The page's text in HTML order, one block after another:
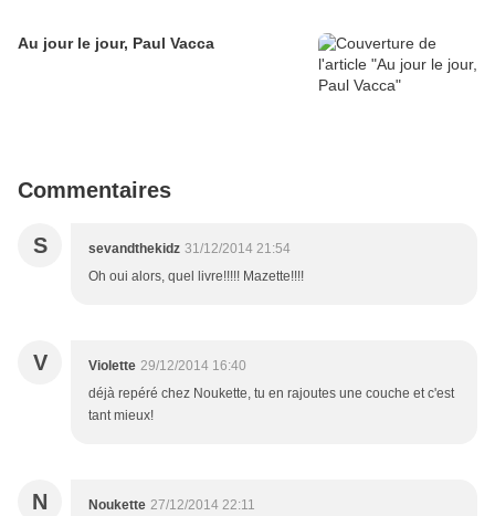
Au jour le jour, Paul Vacca
Commentaires
S sevandthekidz 31/12/2014 21:54
Oh oui alors, quel livre!!!!! Mazette!!!!
V Violette 29/12/2014 16:40
déjà repéré chez Noukette, tu en rajoutes une couche et c'est
tant mieux!
N Noukette 27/12/2014 22:11